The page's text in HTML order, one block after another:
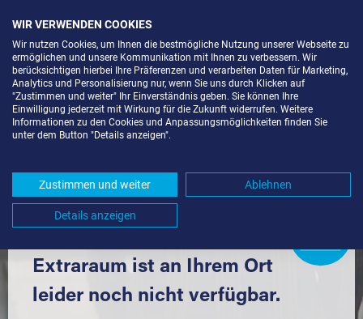
LAGERRAUM MIETEN IN BRETZFELD
Komfortabel einlagern mit Extraraum
Extraraum ist an Ihrem Ort
leider noch nicht verfügbar.
WIR VERWENDEN COOKIES
Wir nutzen Cookies, um Ihnen die bestmögliche Nutzung unserer Webseite zu
ermöglichen und unsere Kommunikation mit Ihnen zu verbessern. Wir
berücksichtigen hierbei Ihre Präferenzen und verarbeiten Daten für Marketing,
Analytics und Personalisierung nur, wenn Sie uns durch Klicken auf
"Zustimmen und weiter" Ihr Einverständnis geben. Sie können Ihre
Einwilligung jederzeit mit Wirkung für die Zukunft widerrufen. Weitere
Informationen zu den Cookies und Anpassungsmöglichkeiten finden Sie
unter dem Button "Details anzeigen".
Zustimmen und weiter Ablehnen
Details anzeigen